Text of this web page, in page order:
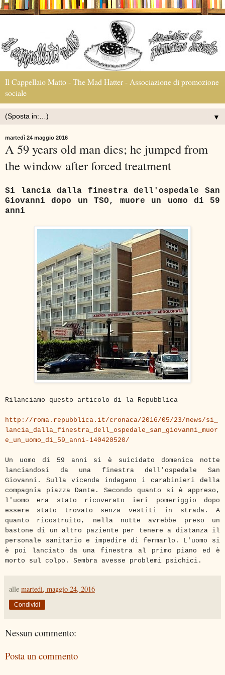
Il Cappellaio Matto - The Mad Hatter - Associazione di promozione
sociale
▼
martedì 24 maggio 2016
A 59 years old man dies; he jumped from
the window after forced treatment
Si lancia dalla finestra dell'ospedale San
Giovanni dopo un TSO, muore un uomo di 59
anni
Rilanciamo questo articolo di la Repubblica
http://roma.repubblica.it/cronaca/2016/05/23/news/si_
lancia_dalla_finestra_dell_ospedale_san_giovanni_muor
e_un_uomo_di_59_anni-140420520/
Un uomo di 59 anni si è suicidato domenica notte
lanciandosi da una finestra dell'ospedale San
Giovanni. Sulla vicenda indagano i carabinieri della
compagnia piazza Dante. Secondo quanto si è appreso,
l'uomo era stato ricoverato ieri pomeriggio dopo
essere stato trovato senza vestiti in strada. A
quanto ricostruito, nella notte avrebbe preso un
bastone di un altro paziente per tenere a distanza il
personale sanitario e impedire di fermarlo. L'uomo si
è poi lanciato da una finestra al primo piano ed è
morto sul colpo. Sembra avesse problemi psichici.
alle martedì, maggio 24, 2016
Condividi
Nessun commento:
Posta un commento